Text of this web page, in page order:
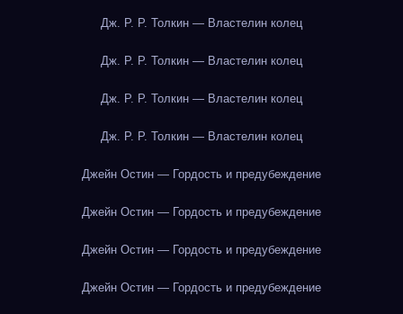
Дж. Р. Р. Толкин — Властелин колец
Дж. Р. Р. Толкин — Властелин колец
Дж. Р. Р. Толкин — Властелин колец
Дж. Р. Р. Толкин — Властелин колец
Джейн Остин — Гордость и предубеждение
Джейн Остин — Гордость и предубеждение
Джейн Остин — Гордость и предубеждение
Джейн Остин — Гордость и предубеждение